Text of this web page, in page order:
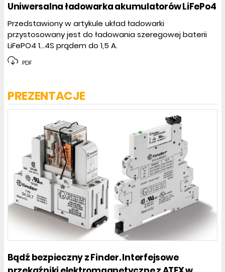
Uniwersalna ładowarka akumulatorów LiFePo4
Przedstawiony w artykule układ ładowarki
przystosowany jest do ładowania szeregowej baterii
LiFePO4 1...4S prądem do 1,5 A.
PDF
PREZENTACJE
Bądź bezpieczny z Finder. Interfejsowe